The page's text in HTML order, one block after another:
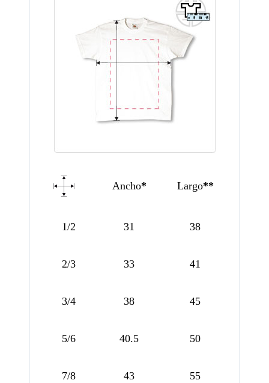
Ancho* Largo**
1/2 31 38
2/3 33 41
3/4 38 45
5/6 40.5 50
7/8 43 55